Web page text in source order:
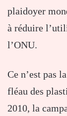
plaidoyer
à réduire
l’ONU.
Ce n’est pas
fléau des
2010, la